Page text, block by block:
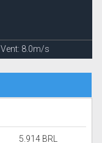
Vent: 8.0m/s
5.914 BRL